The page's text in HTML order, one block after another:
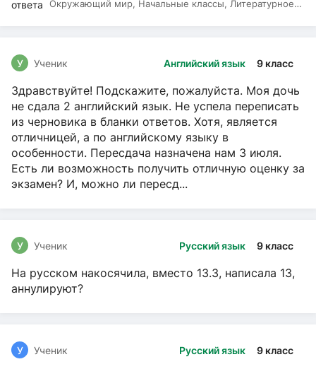
Окружающий мир, Начальные классы, Литературное
Английский язык 9 класс
У Ученик
Здравствуйте! Подскажите, пожалуйста. Моя дочь
не сдала 2 английский язык. Не успела переписать
из черновика в бланки ответов. Хотя, является
отличницей, а по английскому языку в
особенности. Пересдача назначена нам 3 июля.
Есть ли возможность получить отличную оценку за
экзамен? И, можно ли пересд...
Русский язык 9 класс
У Ученик
На русском накосячила, вместо 13.3, написала 13,
аннулируют?
Русский язык 9 класс
У Ученик